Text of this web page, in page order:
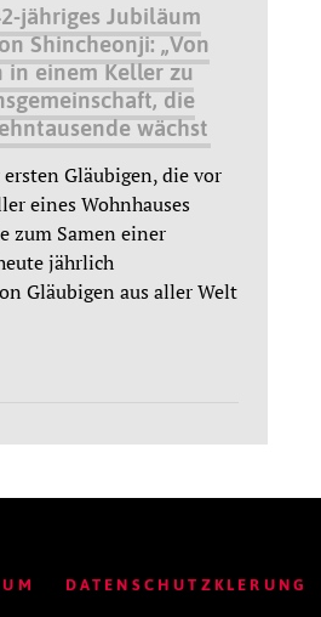
jähriges Jubiläum
Shincheonji: „Von
in einem Keller zu
die
wächst
Gläubigen, die vor
eines Wohnhauses
zum Samen einer
jährlich
Gläubigen aus aller Welt
DATENSCHUTZKLERUNG